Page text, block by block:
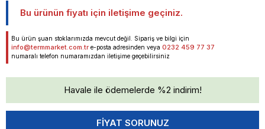
Bu ürünün fiyatı için iletişime geçiniz.
Bu ürün şuan stoklarımızda mevcut değil. Sipariş ve bilgi için
info@termmarket.com.tr e-posta adresinden veya 0232 459 77 37
numaralı telefon numaramızdan iletişime geçebilirsiniz
Havale ile ödemelerde %2 indirim!